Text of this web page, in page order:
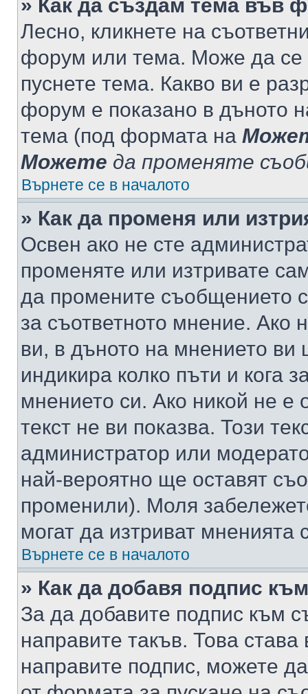
» Как да създам тема във
Лесно, кликнете на
форум или тема. Може да се
пуснете тема. Какво ви е
форум е показано в дъното
тема (под формата на
Можете да променяте
Върнете се в началото
» Как да променя или
Освен ако не сте
променяте или изтривате
да промените съобщението
за съответното мнение. Ако
ви, в дъното на мнението ви
индикира колко пъти и кога
мнението си. Ако никой не е
текст не ви показва. Този
администратор или
най-вероятно ще оставят
променили). Моля
могат да изтриват мненията
Върнете се в началото
» Как да добавя подпис
За да добавите подпис към
направите такъв. Това
направите подпис, можете